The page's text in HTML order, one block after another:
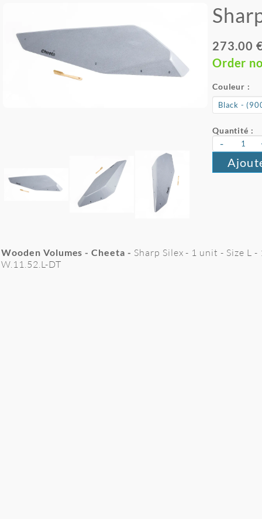
273.00
Order
Couleur :
Quantité :
-
Wooden Volumes - Cheeta - Sharp Silex - 1 unit - Size L
W.11.52.L-DT